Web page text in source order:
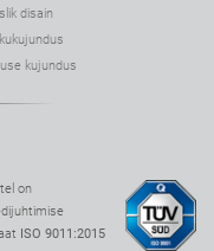
disain
kujundus
on
ISO 9011:2015